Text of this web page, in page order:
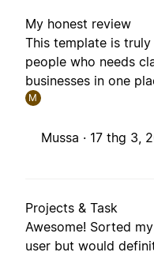
My honest review
This template is
people who needs
businesses in one
M
Mussa · 17 thg 3,
Projects & Task
Awesome! Sorted
user but would